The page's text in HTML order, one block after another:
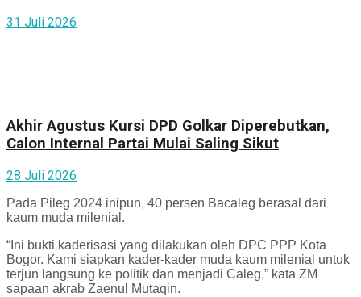
31 Juli 2026
Akhir Agustus Kursi DPD Golkar Diperebutkan,
Calon Internal Partai Mulai Saling Sikut
28 Juli 2026
Pada Pileg 2024 inipun, 40 persen Bacaleg berasal dari
kaum muda milenial.
“Ini bukti kaderisasi yang dilakukan oleh DPC PPP Kota
Bogor. Kami siapkan kader-kader muda kaum milenial untuk
terjun langsung ke politik dan menjadi Caleg,” kata ZM
sapaan akrab Zaenul Mutaqin.